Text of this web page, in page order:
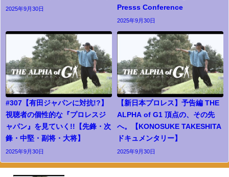
2025年9月30日
Presss Conference
2025年9月30日
#307【有田ジャパンに対抗!?】
視聴者の個性的な『プロレスジ
ャパン』を見ていく!!【先鋒・次
鋒・中堅・副将・大将】
2025年9月30日
【新日本プロレス】予告編 THE
ALPHA of G1 頂点の、その先
へ。【KONOSUKE TAKESHITA
ドキュメンタリー】
2025年9月30日